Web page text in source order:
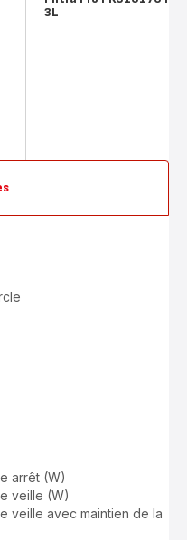
3L
arrêt (W)
veille (W)
veille avec maintien de la